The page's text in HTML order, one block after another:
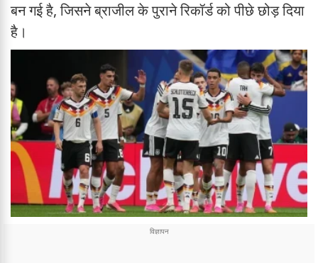
बन गई है, जिसने ब्राजील के पुराने रिकॉर्ड को पीछे छोड़ दिया
है।